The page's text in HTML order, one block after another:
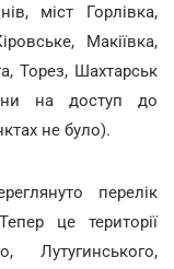
міст Горлівка,
Макіївка,
Торез, Шахтарськ
на доступ до
не було).
перелік
це території
Лутугинського,